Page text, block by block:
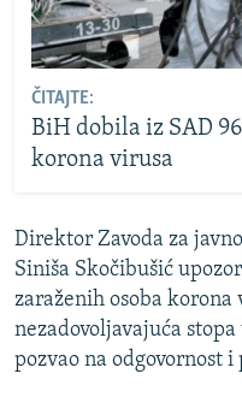
ČITAJTE:
BiH dobila iz SAD
korona virusa
Direktor Zavoda za
Siniša Skočibušić
zaraženih osoba
nezadovoljavajuća
pozvao na odgovornost